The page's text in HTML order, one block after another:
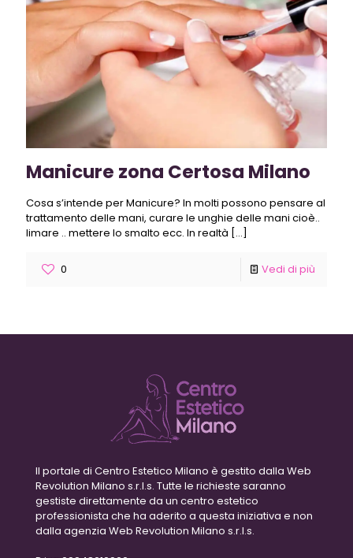
Manicure zona Certosa Milano
Cosa s’intende per Manicure? In molti possono pensare al
trattamento delle mani, curare le unghie delle mani cioè..
limare .. mettere lo smalto ecc. In realtà […]
0 Vedi di più
Il portale di Centro Estetico Milano è gestito dalla Web
Revolution Milano s.r.l.s. Tutte le richieste saranno
gestiste direttamente da un centro estetico
professionista che ha aderito a questa iniziativa e non
dalla agenzia Web Revolution Milano s.r.l.s.